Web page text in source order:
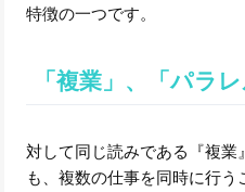
特徴の一つです。
「複業」、「パラ
対して同じ読みである『複業
も、複数の仕事を同時に行